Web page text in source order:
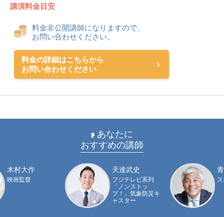
講演料金目安
料金非公開講師になりますので、
お問い合わせください。
料金の詳細はこちらから
お問い合わせください
あなたに
おすすめの講師
木村大作
映画監督
天達武史
フジテレビ系列
「ノンストッ
プ！」気象防災キ
ャスター